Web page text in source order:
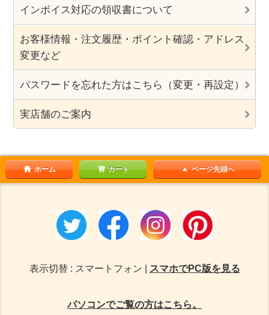
インボイス対応の領収書について
お客様情報・注文履歴・ポイント確認・アドレス
変更など
パスワードを忘れた方はこちら（変更・再設定）
実店舗のご案内
ホーム カート ページ先頭へ
表示切替 : スマートフォン | スマホでPC版を見る
パソコンでご覧の方はこちら。